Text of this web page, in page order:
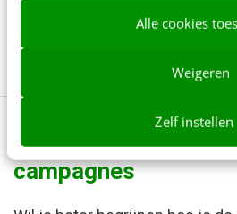
Alle cookies
Weigeren
Zelf instellen
slechts een meetmethode
idee heeft wat die metric
Creëer zelf de
campagnes